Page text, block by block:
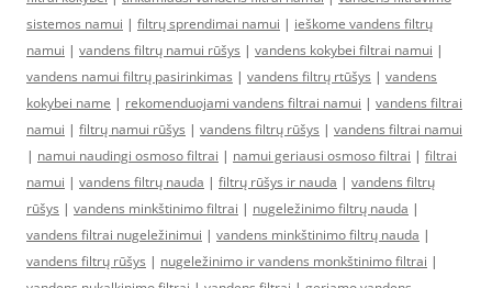
sistemos namui | filtrų sprendimai namui | ieškome vandens filtrų
namui | vandens filtrų namui rūšys | vandens kokybei filtrai namui |
vandens namui filtrų pasirinkimas | vandens filtrų rtūšys | vandens
kokybei name | rekomenduojami vandens filtrai namui | vandens filtrai
namui | filtrų namui rūšys | vandens filtrų rūšys | vandens filtrai namui
| namui naudingi osmoso filtrai | namui geriausi osmoso filtrai | filtrai
namui | vandens filtrų nauda | filtrų rūšys ir nauda | vandens filtrų
rūšys | vandens minkštinimo filtrai | nugeležinimo filtrų nauda |
vandens filtrai nugeležinimui | vandens minkštinimo filtrų nauda |
vandens filtrų rūšys | nugeležinimo ir vandens monkštinimo filtrai |